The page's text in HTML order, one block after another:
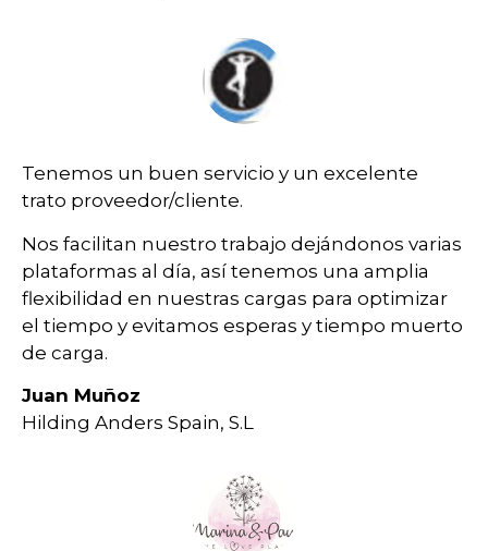
Tenemos un buen servicio y un excelente
trato proveedor/cliente.
Nos facilitan nuestro trabajo dejándonos varias
plataformas al día, así tenemos una amplia
flexibilidad en nuestras cargas para optimizar
el tiempo y evitamos esperas y tiempo muerto
de carga.
Juan Muñoz
Hilding Anders Spain, S.L